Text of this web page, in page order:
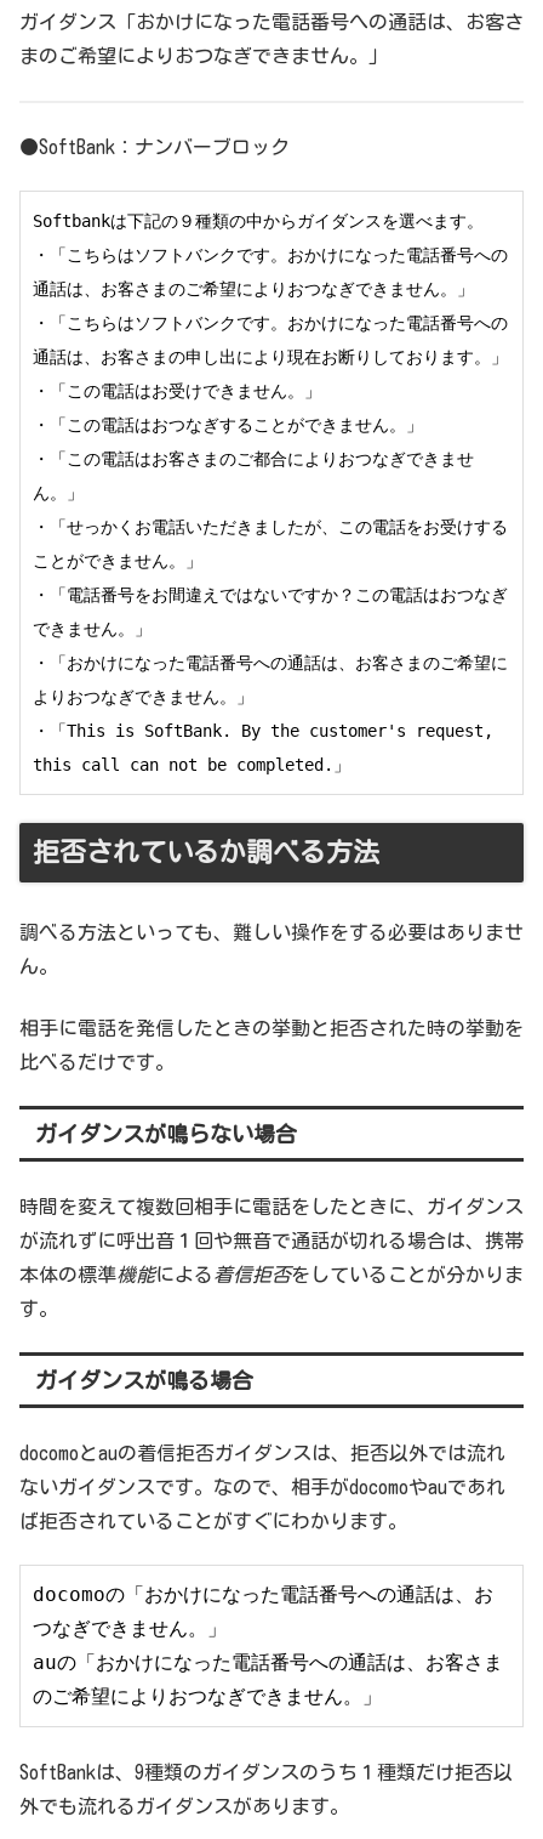
ガイダンス 「おかけになった電話番号への通話は、お客さ
まのご希望によりおつなぎできません。」
●SoftBank：ナンバーブロック
Softbankは下記の９種類の中からガイダンスを選べます。
・「こちらはソフトバンクです。おかけになった電話番号への
通話は、お客さまのご希望によりおつなぎできません。」
・「こちらはソフトバンクです。おかけになった電話番号への
通話は、お客さまの申し出により現在お断りしております。」
・「この電話はお受けできません。」
・「この電話はおつなぎすることができません。」
・「この電話はお客さまのご都合によりおつなぎできませ
ん。」
・「せっかくお電話いただきましたが、この電話をお受けする
ことができません。」
・「電話番号をお間違えではないですか？この電話はおつなぎ
できません。」
・「おかけになった電話番号への通話は、お客さまのご希望に
よりおつなぎできません。」
・「This is SoftBank. By the customer's request,
this call can not be completed. 」
拒否されているか調べる方法
調べる方法といっても、難しい操作をする必要はありませ
ん。
相手に電話を発信したときの挙動と拒否された時の挙動を
比べるだけです。
ガイダンスが鳴らない場合
時間を変えて複数回相手に電話をしたときに、ガイダンス
が流れずに呼出音１回や無音で通話が切れる場合は、携帯
本体の標準機能による着信拒否をしていることが分かりま
す。
ガイダンスが鳴る場合
docomoとauの着信拒否ガイダンスは、拒否以外では流れ
ないガイダンスです。なので、相手がdocomoやauであれ
ば拒否されていることがすぐにわかります。
docomoの「おかけになった電話番号への通話は、お
つなぎできません。」
auの「おかけになった電話番号への通話は、お客さま
のご希望によりおつなぎできません。」
SoftBankは、9種類のガイダンスのうち１種類だけ拒否以
外でも流れるガイダンスがあります。